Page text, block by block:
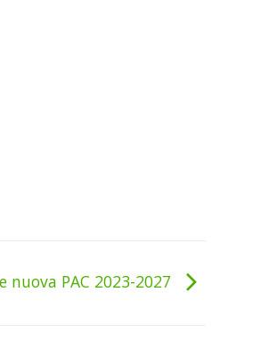
nuova PAC 2023-2027